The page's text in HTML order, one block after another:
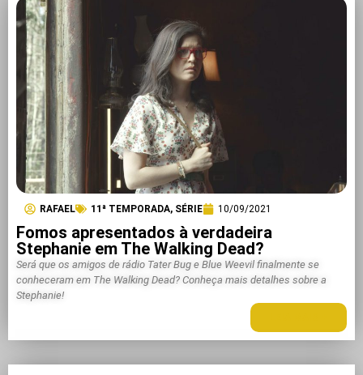
RAFAEL 11ª TEMPORADA, SÉRIE 10/09/2021
Fomos apresentados à verdadeira
Stephanie em The Walking Dead?
Será que os amigos de rádio Tater Bug e Blue Weevil finalmente se
conheceram em The Walking Dead? Conheça mais detalhes sobre a
Stephanie!